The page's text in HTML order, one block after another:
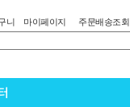
니 마이페이지 주문배송조회